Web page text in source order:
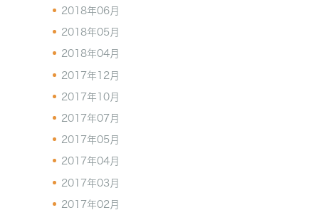
2018年06月
2018年05月
2018年04月
2017年12月
2017年10月
2017年07月
2017年05月
2017年04月
2017年03月
2017年02月